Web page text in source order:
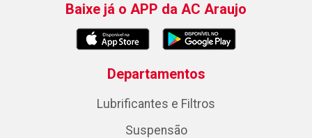
Baixe já o APP da AC Araujo
Departamentos
Lubrificantes e Filtros
Suspensão